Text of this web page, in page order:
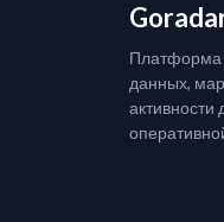
Платформа
данных,
активности